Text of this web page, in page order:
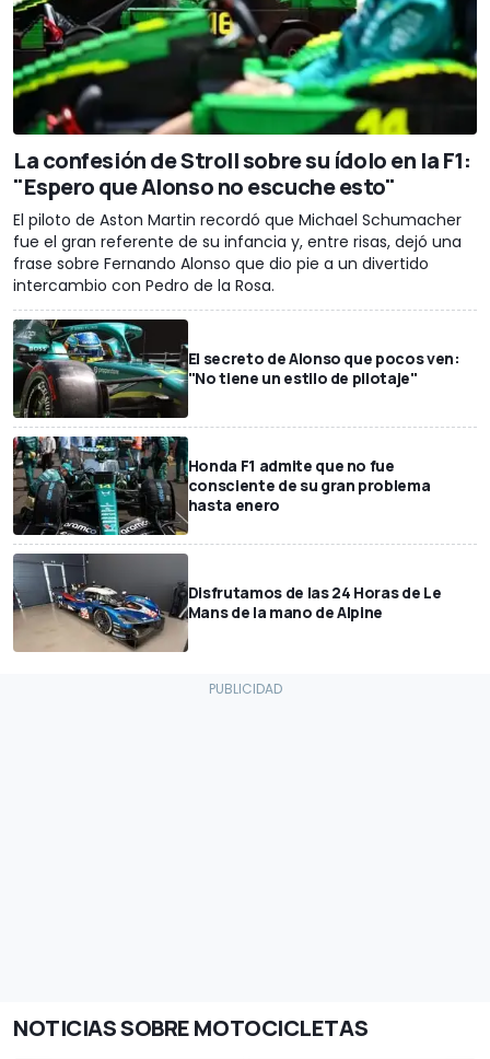
La confesión de Stroll sobre su ídolo en la F1:
"Espero que Alonso no escuche esto"
El piloto de Aston Martin recordó que Michael Schumacher
fue el gran referente de su infancia y, entre risas, dejó una
frase sobre Fernando Alonso que dio pie a un divertido
intercambio con Pedro de la Rosa.
El secreto de Alonso que pocos ven:
"No tiene un estilo de pilotaje"
Honda F1 admite que no fue
consciente de su gran problema
hasta enero
Disfrutamos de las 24 Horas de Le
Mans de la mano de Alpine
NOTICIAS SOBRE MOTOCICLETAS